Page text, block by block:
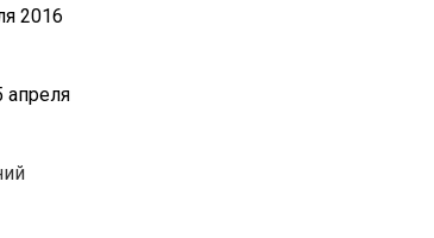
2016
апреля